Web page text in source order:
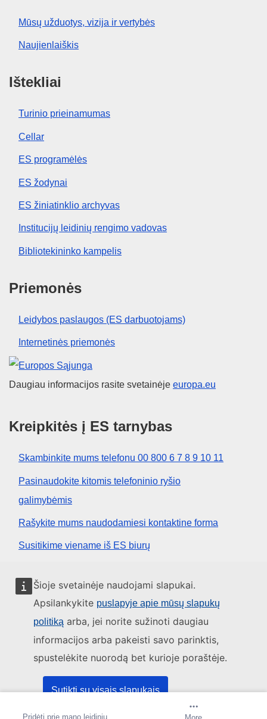
Šioje svetainėje naudojami slapukai.
Apsilankykite puslapyje apie mūsų slapukų
politiką arba, jei norite sužinoti daugiau
informacijos arba pakeisti savo parinktis,
spustelėkite nuorodą bet kurioje poraštėje.
Sutikti su visais slapukais
Pridėti prie mano leidinių Sukurti pranešimą
Mūsų užduotys, vizija ir vertybės
Naujienlaiškis
Ištekliai
Turinio prieinamumas
Cellar
ES programėlės
ES žodynai
ES žiniatinklio archyvas
Institucijų leidinių rengimo vadovas
Bibliotekininko kampelis
Priemonės
Leidybos paslaugos (ES darbuotojams)
Internetinės priemonės
Europos Sąjunga
Daugiau informacijos rasite svetainėje europa.eu
Kreipkitės į ES tarnybas
Skambinkite mums telefonu 00 800 6 7 8 9 10 11
Pasinaudokite kitomis telefoninio ryšio
galimybėmis
Rašykite mums naudodamiesi kontaktine forma
Susitikime viename iš ES biurų
Socialiniai tinklai
ES institucijos ir įstaigos